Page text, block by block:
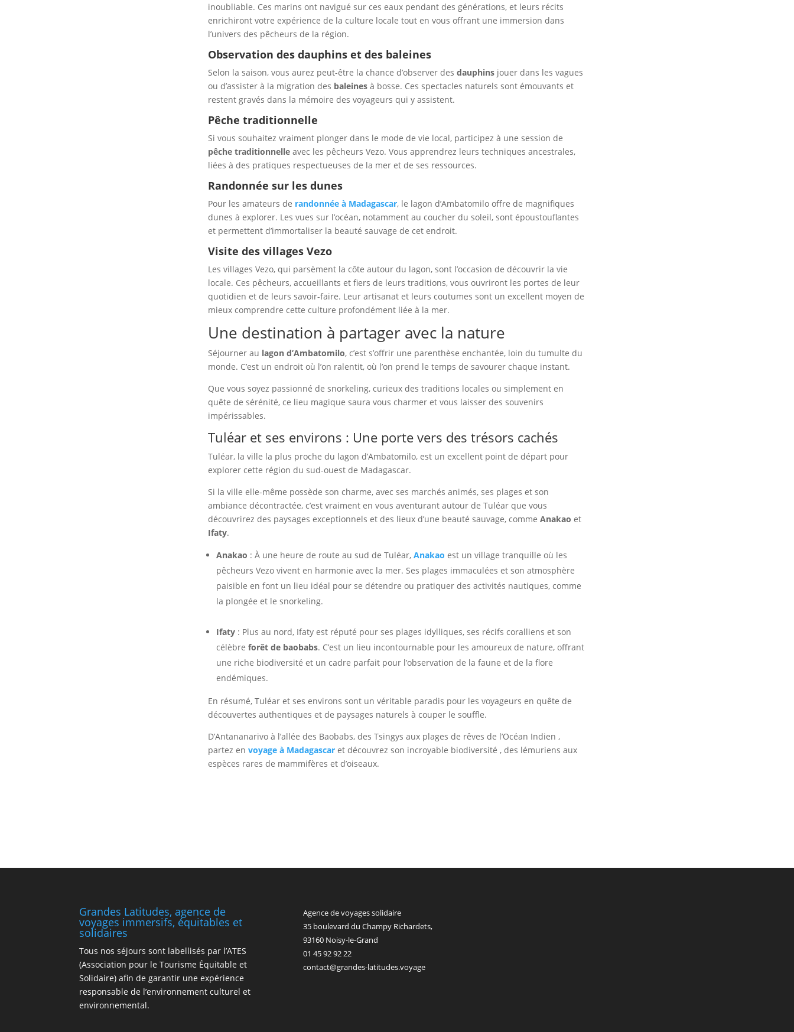
inoubliable. Ces marins ont navigué sur ces eaux pendant des générations, et leurs récits
enrichiront votre expérience de la culture locale tout en vous offrant une immersion dans
l’univers des pêcheurs de la région.
Observation des dauphins et des baleines
Selon la saison, vous aurez peut-être la chance d’observer des dauphins jouer dans les vagues
ou d’assister à la migration des baleines à bosse. Ces spectacles naturels sont émouvants et
restent gravés dans la mémoire des voyageurs qui y assistent.
Pêche traditionnelle
Si vous souhaitez vraiment plonger dans le mode de vie local, participez à une session de
pêche traditionnelle avec les pêcheurs Vezo. Vous apprendrez leurs techniques ancestrales,
liées à des pratiques respectueuses de la mer et de ses ressources.
Randonnée sur les dunes
Pour les amateurs de randonnée à Madagascar, le lagon d’Ambatomilo offre de magnifiques
dunes à explorer. Les vues sur l’océan, notamment au coucher du soleil, sont époustouflantes
et permettent d’immortaliser la beauté sauvage de cet endroit.
Visite des villages Vezo
Les villages Vezo, qui parsèment la côte autour du lagon, sont l’occasion de découvrir la vie
locale. Ces pêcheurs, accueillants et fiers de leurs traditions, vous ouvriront les portes de leur
quotidien et de leurs savoir-faire. Leur artisanat et leurs coutumes sont un excellent moyen de
mieux comprendre cette culture profondément liée à la mer.
Une destination à partager avec la nature
Séjourner au lagon d’Ambatomilo, c’est s’offrir une parenthèse enchantée, loin du tumulte du
monde. C’est un endroit où l’on ralentit, où l’on prend le temps de savourer chaque instant.
Que vous soyez passionné de snorkeling, curieux des traditions locales ou simplement en
quête de sérénité, ce lieu magique saura vous charmer et vous laisser des souvenirs
impérissables.
Tuléar et ses environs : Une porte vers des trésors cachés
Tuléar, la ville la plus proche du lagon d’Ambatomilo, est un excellent point de départ pour
explorer cette région du sud-ouest de Madagascar.
Si la ville elle-même possède son charme, avec ses marchés animés, ses plages et son
ambiance décontractée, c’est vraiment en vous aventurant autour de Tuléar que vous
découvrirez des paysages exceptionnels et des lieux d’une beauté sauvage, comme Anakao et
Ifaty.
Anakao : À une heure de route au sud de Tuléar, Anakao est un village tranquille où les
pêcheurs Vezo vivent en harmonie avec la mer. Ses plages immaculées et son atmosphère
paisible en font un lieu idéal pour se détendre ou pratiquer des activités nautiques, comme
la plongée et le snorkeling.
Ifaty : Plus au nord, Ifaty est réputé pour ses plages idylliques, ses récifs coralliens et son
célèbre forêt de baobabs. C’est un lieu incontournable pour les amoureux de nature, offrant
une riche biodiversité et un cadre parfait pour l’observation de la faune et de la flore
endémiques.
En résumé, Tuléar et ses environs sont un véritable paradis pour les voyageurs en quête de
découvertes authentiques et de paysages naturels à couper le souffle.
D’Antananarivo à l’allée des Baobabs, des Tsingys aux plages de rêves de l’Océan Indien ,
partez en voyage à Madagascar et découvrez son incroyable biodiversité , des lémuriens aux
espèces rares de mammifères et d’oiseaux.
Grandes Latitudes, agence de
voyages immersifs, équitables et
solidaires
Tous nos séjours sont labellisés par l’ATES
(Association pour le Tourisme Équitable et
Solidaire) afin de garantir une expérience
responsable de l’environnement culturel et
environnemental.
Agence de voyages solidaire
35 boulevard du Champy Richardets,
93160 Noisy-le-Grand
01 45 92 92 22
contact@grandes-latitudes.voyage